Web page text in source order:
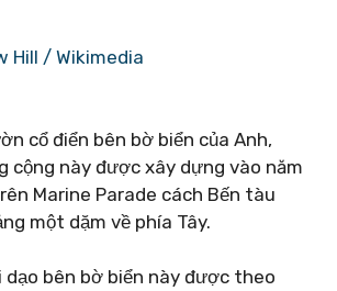
Hill / Wikimedia
cổ điển bên bờ biển của Anh,
cộng này được xây dựng vào năm
Marine Parade cách Bến tàu
một dặm về phía Tây.
dạo bên bờ biển này được theo